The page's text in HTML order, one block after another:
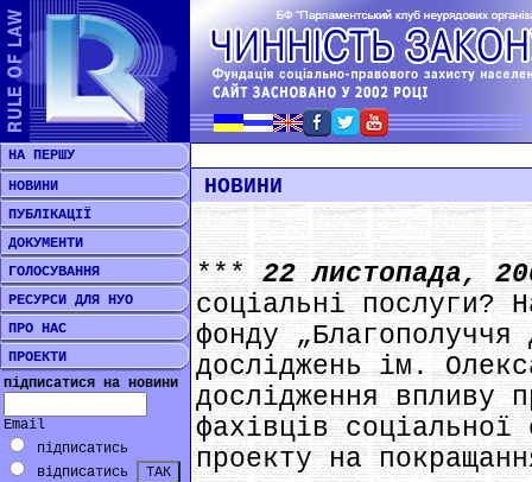
НА ПЕРШУ
НОВИНИ
ПУБЛІКАЦІЇ
ДОКУМЕНТИ
ГОЛОСУВАННЯ
РЕСУРСИ ДЛЯ НУО
ПРО НАС
ПРОЕКТИ
підписатися на новини
Email
підписатись
відписатись
НОВИНИ
***22 листопада,
соціальні послуги?
фонду „Благополуччя
досліджень ім.
дослідження впливу
фахівців
проекту на